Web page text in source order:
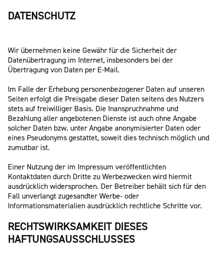
DATENSCHUTZ
Wir übernehmen keine Gewähr für die Sicherheit der
Datenübertragung im Internet, insbesonders bei der
Übertragung von Daten per E-Mail.
Im Falle der Erhebung personenbezogener Daten auf unseren
Seiten erfolgt die Preisgabe dieser Daten seitens des Nutzers
stets auf freiwilliger Basis. Die Inanspruchnahme und
Bezahlung aller angebotenen Dienste ist auch ohne Angabe
solcher Daten bzw. unter Angabe anonymisierter Daten oder
eines Pseudonyms gestattet, soweit dies technisch möglich und
zumutbar ist.
Einer Nutzung der im Impressum veröffentlichten
Kontaktdaten durch Dritte zu Werbezwecken wird hiermit
ausdrücklich widersprochen. Der Betreiber behält sich für den
Fall unverlangt zugesandter Werbe- oder
Informationsmaterialien ausdrücklich rechtliche Schritte vor.
RECHTSWIRKSAMKEIT DIESES
HAFTUNGSAUSSCHLUSSES